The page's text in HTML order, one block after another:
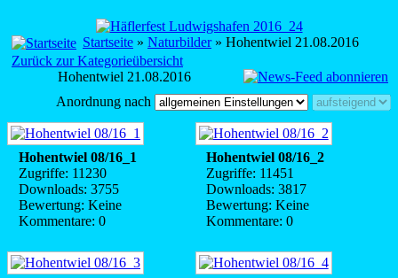
Startseite » Naturbilder» Hohentwiel 21.08.2016
Zurück zur Kategorieübersicht
Hohentwiel 21.08.2016
Anordnung nach
Hohentwiel 08/16_1
Zugriffe: 11230
Downloads: 3755
Bewertung: Keine
Kommentare: 0
Hohentwiel 08/16_2
Zugriffe: 11451
Downloads: 3817
Bewertung: Keine
Kommentare: 0